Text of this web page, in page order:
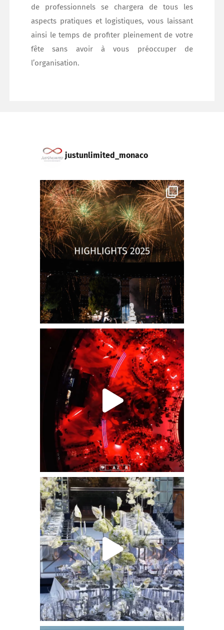
de professionnels se chargera de tous les
aspects pratiques et logistiques, vous laissant
ainsi le temps de profiter pleinement de votre
fête sans avoir à vous préoccuper de
l’organisation.
justunlimited_monaco